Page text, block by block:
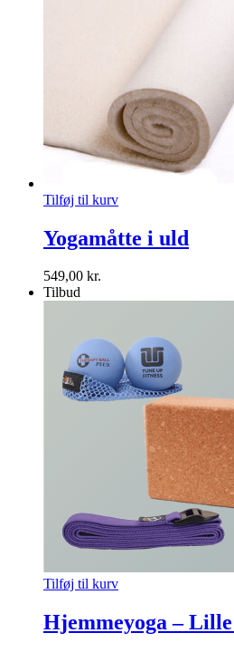
Tilføj til kurv
Yogamåtte i uld
549,00 kr.
Tilbud
Tilføj til kurv
Hjemmeyoga –